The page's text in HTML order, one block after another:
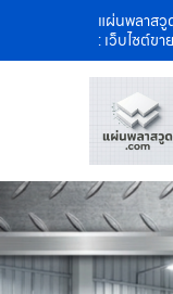
แผ่นพลาส
: เว็บไซต์ข